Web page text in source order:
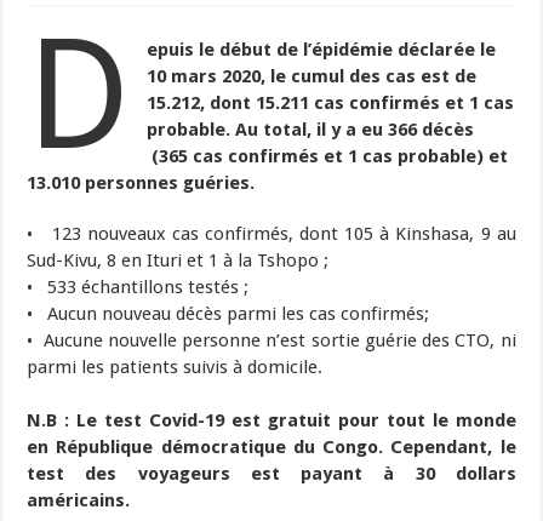
D
epuis le début de l’épidémie déclarée le
10 mars 2020, le cumul des cas est de
15.212, dont 15.211 cas confirmés et 1 cas
probable. Au total, il y a eu 366 décès
(365 cas confirmés et 1 cas probable) et
13.010 personnes guéries.
• 123 nouveaux cas confirmés, dont 105 à Kinshasa, 9 au
Sud-Kivu, 8 en Ituri et 1 à la Tshopo ;
• 533 échantillons testés ;
• Aucun nouveau décès parmi les cas confirmés;
• Aucune nouvelle personne n’est sortie guérie des CTO, ni
parmi les patients suivis à domicile.
N.B : Le test Covid-19 est gratuit pour tout le monde
en République démocratique du Congo. Cependant, le
test des voyageurs est payant à 30 dollars
américains.